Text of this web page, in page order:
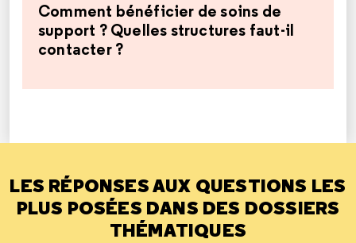
Comment bénéficier de soins de
support ? Quelles structures faut-il
contacter ?
LES RÉPONSES AUX QUESTIONS LES
PLUS POSÉES DANS DES DOSSIERS
THÉMATIQUES